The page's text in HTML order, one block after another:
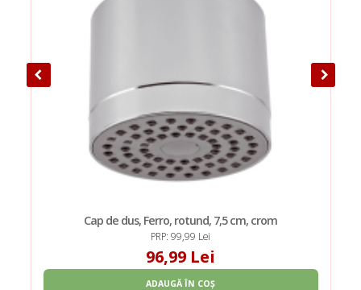
Cap de dus, Ferro, rotund, 7,5 cm, crom
PRP: 99,99 Lei
96,99 Lei
ADAUGĂ ÎN COȘ